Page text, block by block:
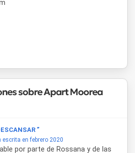
el alojamiento cuenta con
libre y elementos para bebés, como
disponibles bajo consulta.
de alarma monitoreada, cofre
brinda asesoramiento sobre
fuera del complejo, como travesías
Faro Querandí, cabalgatas y pesca.
naturales y disfrutar del entorno
a esta localidad de la costa
sobre Apart Moorea
”
escrita en febrero 2020
por parte de Rossana y de las